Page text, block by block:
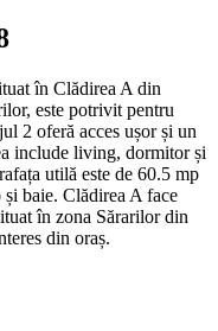
în Clădirea A din
este potrivit pentru
2 oferă acces ușor și un
include living, dormitor și
utilă este de 60.5 mp
baie. Clădirea A face
în zona Sărarilor din
din oraș.